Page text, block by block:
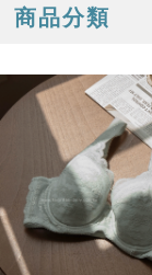
商品分類